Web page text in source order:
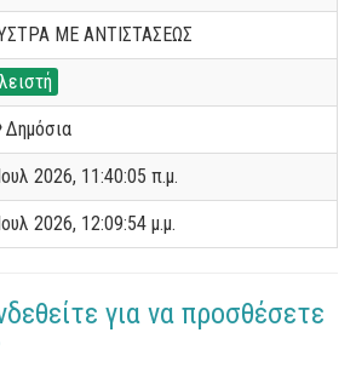
ΜΕ ΑΝΤΙΣΤΑΣΕΩΣ
Δημόσια
2026, 11:40:05 π.μ.
2026, 12:09:54 μ.μ.
για να προσθέσετε